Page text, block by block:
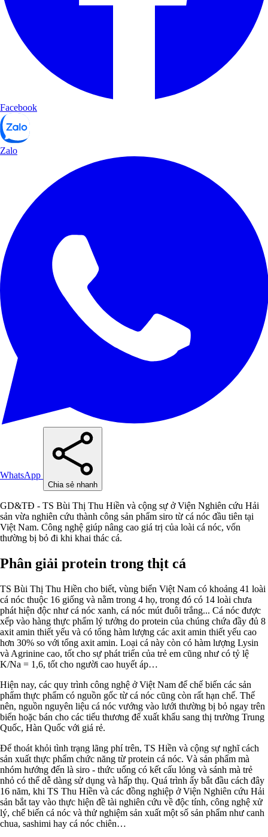
Facebook
Zalo
WhatsApp
Chia sẻ nhanh
GD&TĐ - TS Bùi Thị Thu Hiền và cộng sự ở Viện Nghiên cứu Hải
sản vừa nghiên cứu thành công sản phẩm siro từ cá nóc đầu tiên tại
Việt Nam. Công nghệ giúp nâng cao giá trị của loài cá nóc, vốn
thường bị bỏ đi khi khai thác cá.
Phân giải protein trong thịt cá
TS Bùi Thị Thu Hiền cho biết, vùng biển Việt Nam có khoảng 41 loài
cá nóc thuộc 16 giống và nằm trong 4 họ, trong đó có 14 loài chưa
phát hiện độc như cá nóc xanh, cá nóc mút đuôi trắng... Cá nóc được
xếp vào hàng thực phẩm lý tưởng do protein của chúng chứa đầy đủ 8
axit amin thiết yếu và có tổng hàm lượng các axit amin thiết yếu cao
hơn 30% so với tổng axit amin. Loại cá này còn có hàm lượng Lysin
và Agrinine cao, tốt cho sự phát triển của trẻ em cũng như có tỷ lệ
K/Na = 1,6, tốt cho người cao huyết áp…
Hiện nay, các quy trình công nghệ ở Việt Nam để chế biến các sản
phẩm thực phẩm có nguồn gốc từ cá nóc cũng còn rất hạn chế. Thế
nên, nguồn nguyên liệu cá nóc vướng vào lưới thường bị bỏ ngay trên
biển hoặc bán cho các tiểu thương để xuất khẩu sang thị trường Trung
Quốc, Hàn Quốc với giá rẻ.
Để thoát khỏi tình trạng lãng phí trên, TS Hiền và cộng sự nghĩ cách
sản xuất thực phẩm chức năng từ protein cá nóc. Và sản phẩm mà
nhóm hướng đến là siro - thức uống có kết cấu lỏng và sánh mà trẻ
nhỏ có thể dễ dàng sử dụng và hấp thụ. Quá trình ấy bắt đầu cách đây
16 năm, khi TS Thu Hiền và các đồng nghiệp ở Viện Nghiên cứu Hải
sản bắt tay vào thực hiện đề tài nghiên cứu về độc tính, công nghệ xử
lý, chế biến cá nóc và thử nghiệm sản xuất một số sản phẩm như canh
chua, sashimi hay cá nóc chiên…